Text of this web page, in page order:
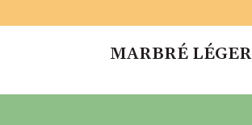
MARBRÉ LÉGER